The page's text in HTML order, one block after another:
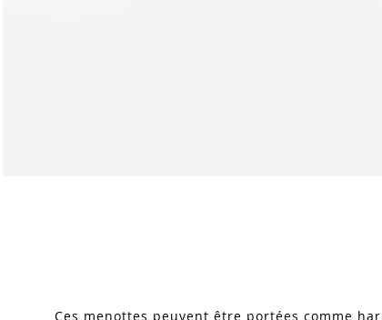
Ces menottes peuvent être portées comme